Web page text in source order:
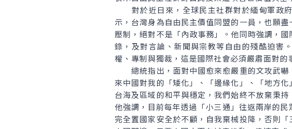
對於近日來，全球民主社群對於緬甸軍政府
示，台灣身為自由民主價值同盟的一員，也願
壓制，絕對不是「內政事務」。他同時強調，
錄，及對言論、新聞與宗教等自由的殘酷迫害
權、專制與獨裁，這是國際社會必須嚴肅面對的
總統指出，面對中國愈來愈嚴重的文攻武嚇
來中國對我的「矮化」、「邊緣化」、「地方
台海及區域的和平與穩定，我們始終不放棄秉
他強調，目前每年透過「小三通」往返兩岸的
完全置國家安全於不顧，自我棄械投降，否則